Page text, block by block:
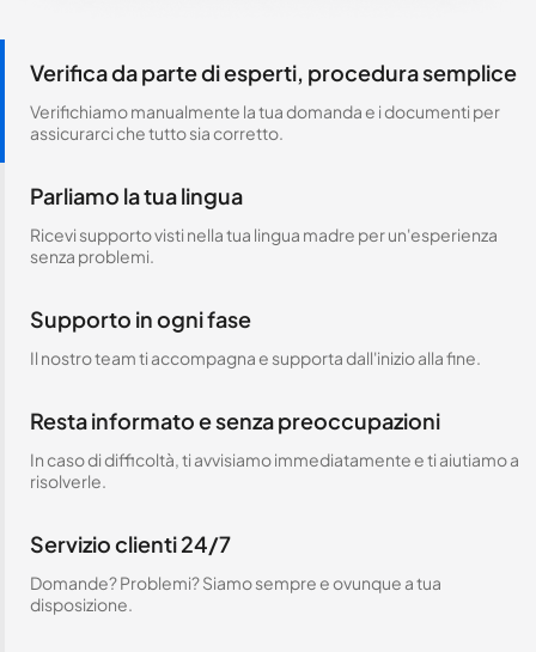
Verifica da parte di esperti, procedura semplice
Verifichiamo manualmente la tua domanda e i documenti per
assicurarci che tutto sia corretto.
Parliamo la tua lingua
Ricevi supporto visti nella tua lingua madre per un'esperienza
senza problemi.
Supporto in ogni fase
Il nostro team ti accompagna e supporta dall'inizio alla fine.
Resta informato e senza preoccupazioni
In caso di difficoltà, ti avvisiamo immediatamente e ti aiutiamo a
risolverle.
Servizio clienti 24/7
Domande? Problemi? Siamo sempre e ovunque a tua
disposizione.